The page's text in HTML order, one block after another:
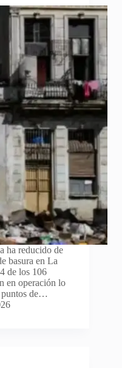
ha reducido de
basura en La
de los 106
en operación lo
puntos de…